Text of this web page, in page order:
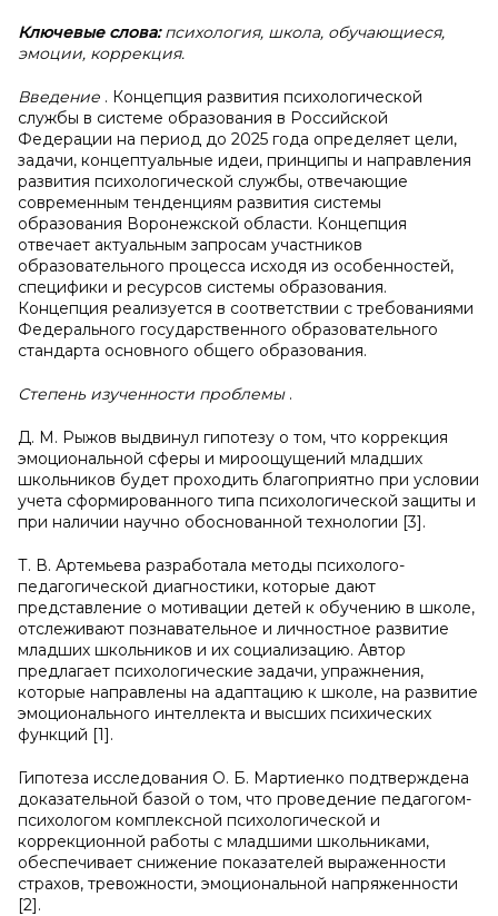
Ключевые слова:психология, школа, обучающиеся,
эмоции, коррекция.
Введение . Концепция развития психологической
службы в системе образования в Российской
Федерации на период до 2025 года определяет цели,
задачи, концептуальные идеи, принципы и направления
развития психологической службы, отвечающие
современным тенденциям развития системы
образования Воронежской области. Концепция
отвечает актуальным запросам участников
образовательного процесса исходя из особенностей,
специфики и ресурсов системы образования.
Концепция реализуется в соответствии с требованиями
Федерального государственного образовательного
стандарта основного общего образования.
Степень изученности проблемы .
Д. М. Рыжов выдвинул гипотезу о том, что коррекция
эмоциональной сферы и мироощущений младших
школьников будет проходить благоприятно при условии
учета сформированного типа психологической защиты и
при наличии научно обоснованной технологии [3].
Т. В. Артемьева разработала методы психолого-
педагогической диагностики, которые дают
представление о мотивации детей к обучению в школе,
отслеживают познавательное и личностное развитие
младших школьников и их социализацию. Автор
предлагает психологические задачи, упражнения,
которые направлены на адаптацию к школе, на развитие
эмоционального интеллекта и высших психических
функций [1].
Гипотеза исследования О. Б. Мартиенко подтверждена
доказательной базой о том, что проведение педагогом-
психологом комплексной психологической и
коррекционной работы с младшими школьниками,
обеспечивает снижение показателей выраженности
страхов, тревожности, эмоциональной напряженности
[2].